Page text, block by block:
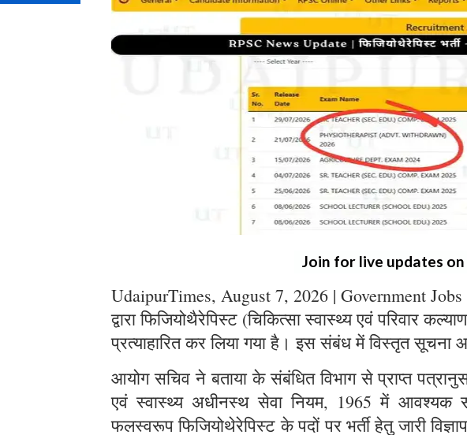
Join for live updates on
UdaipurTimes, August 7, 2026 | Government
द्वारा फिजियोथैरेपिस्ट (चिकित्सा स्वास्थ्य एवं परिवार
प्रत्याहारित कर लिया गया है। इस संबंध में विस्तृत
आयोग सचिव ने बताया के संबंधित विभाग से प्राप्त
एवं स्वास्थ्य अधीनस्थ सेवा नियम, 1965 में आवश्यक
फलस्वरूप फिजियोथेरेपिस्ट के पदों पर भर्ती हेतु जारी